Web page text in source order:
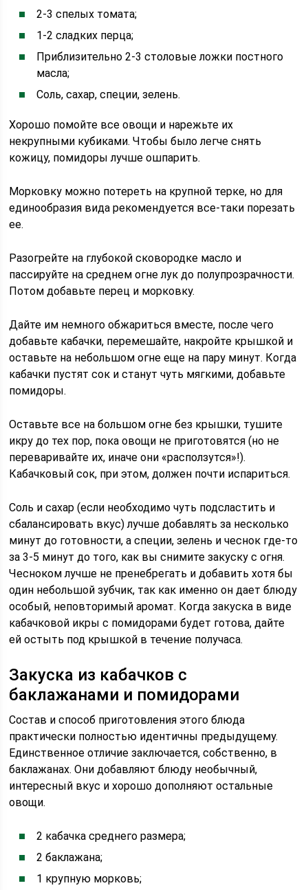
2-3 спелых томата;
1-2 сладких перца;
Приблизительно 2-3 столовые ложки постного
масла;
Соль, сахар, специи, зелень.
Хорошо помойте все овощи и нарежьте их
некрупными кубиками. Чтобы было легче снять
кожицу, помидоры лучше ошпарить.
Морковку можно потереть на крупной терке, но для
единообразия вида рекомендуется все-таки порезать
ее.
Разогрейте на глубокой сковородке масло и
пассируйте на среднем огне лук до полупрозрачности.
Потом добавьте перец и морковку.
Дайте им немного обжариться вместе, после чего
добавьте кабачки, перемешайте, накройте крышкой и
оставьте на небольшом огне еще на пару минут. Когда
кабачки пустят сок и станут чуть мягкими, добавьте
помидоры.
Оставьте все на большом огне без крышки, тушите
икру до тех пор, пока овощи не приготовятся (но не
переваривайте их, иначе они «расползутся»!).
Кабачковый сок, при этом, должен почти испариться.
Соль и сахар (если необходимо чуть подсластить и
сбалансировать вкус) лучше добавлять за несколько
минут до готовности, а специи, зелень и чеснок где-то
за 3-5 минут до того, как вы снимите закуску с огня.
Чесноком лучше не пренебрегать и добавить хотя бы
один небольшой зубчик, так как именно он дает блюду
особый, неповторимый аромат. Когда закуска в виде
кабачковой икры с помидорами будет готова, дайте
ей остыть под крышкой в течение получаса.
Закуска из кабачков с
баклажанами и помидорами
Состав и способ приготовления этого блюда
практически полностью идентичны предыдущему.
Единственное отличие заключается, собственно, в
баклажанах. Они добавляют блюду необычный,
интересный вкус и хорошо дополняют остальные
овощи.
2 кабачка среднего размера;
2 баклажана;
1 крупную морковь;